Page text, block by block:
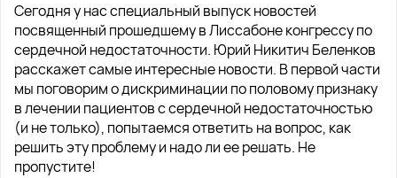
Сегодня у нас специальный выпуск новостей
посвященный прошедшему в Лиссабоне конгрессу по
сердечной недостаточности. Юрий Никитич Беленков
расскажет самые интересные новости. В первой части
мы поговорим о дискриминации по половому признаку
в лечении пациентов с сердечной недостаточностью
(и не только), попытаемся ответить на вопрос, как
решить эту проблему и надо ли ее решать. Не
пропустите!